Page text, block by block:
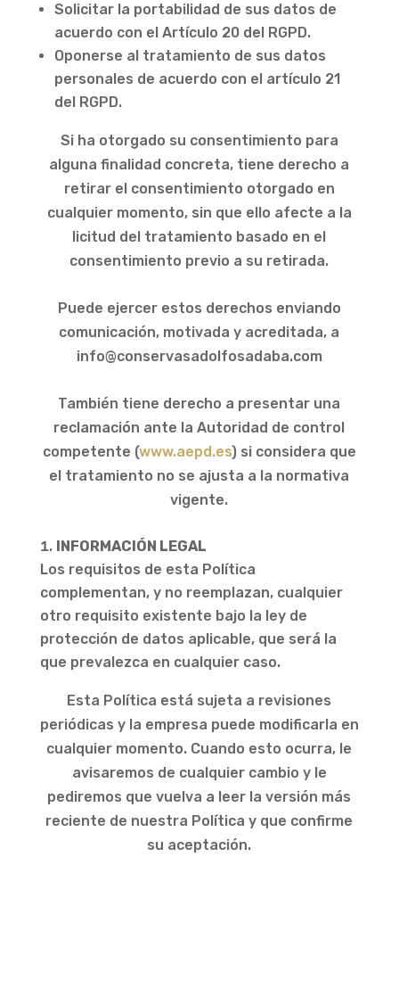
Solicitar la portabilidad de sus datos de
acuerdo con el Artículo 20 del RGPD.
Oponerse al tratamiento de sus datos
personales de acuerdo con el artículo 21
del RGPD.
Si ha otorgado su consentimiento para
alguna finalidad concreta, tiene derecho a
retirar el consentimiento otorgado en
cualquier momento, sin que ello afecte a la
licitud del tratamiento basado en el
consentimiento previo a su retirada.
Puede ejercer estos derechos enviando
comunicación, motivada y acreditada, a
info@conservasadolfosadaba.com
También tiene derecho a presentar una
reclamación ante la Autoridad de control
competente (www.aepd.es) si considera que
el tratamiento no se ajusta a la normativa
vigente.
INFORMACIÓN LEGAL
Los requisitos de esta Política
complementan, y no reemplazan, cualquier
otro requisito existente bajo la ley de
protección de datos aplicable, que será la
que prevalezca en cualquier caso.
Esta Política está sujeta a revisiones
periódicas y la empresa puede modificarla en
cualquier momento. Cuando esto ocurra, le
avisaremos de cualquier cambio y le
pediremos que vuelva a leer la versión más
reciente de nuestra Política y que confirme
su aceptación.